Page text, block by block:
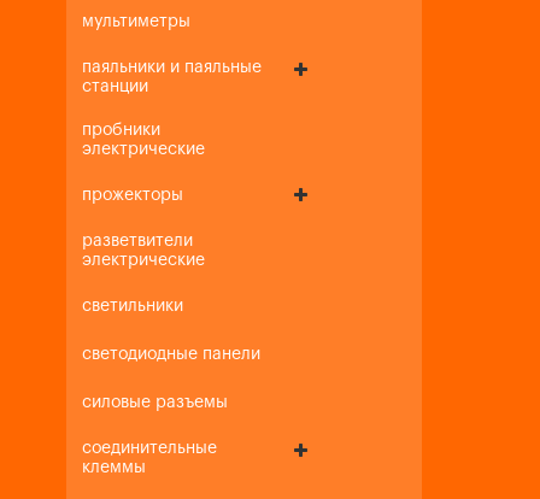
мультиметры
паяльники и паяльные
станции
пробники
электрические
прожекторы
разветвители
электрические
светильники
светодиодные панели
силовые разъемы
соединительные
клеммы